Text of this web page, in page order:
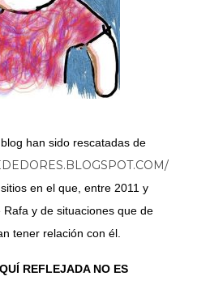
han sido rescatadas de
en el que, entre 2011 y
y de situaciones que de
tener relación con él.
REFLEJADA NO ES